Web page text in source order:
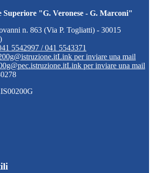
"G. Veronese - G. Marconi"
n. 863 (Via P. Togliatti) - 30015
5542997 / 041 5543371
Link per inviare una mail
Link per inviare una mail